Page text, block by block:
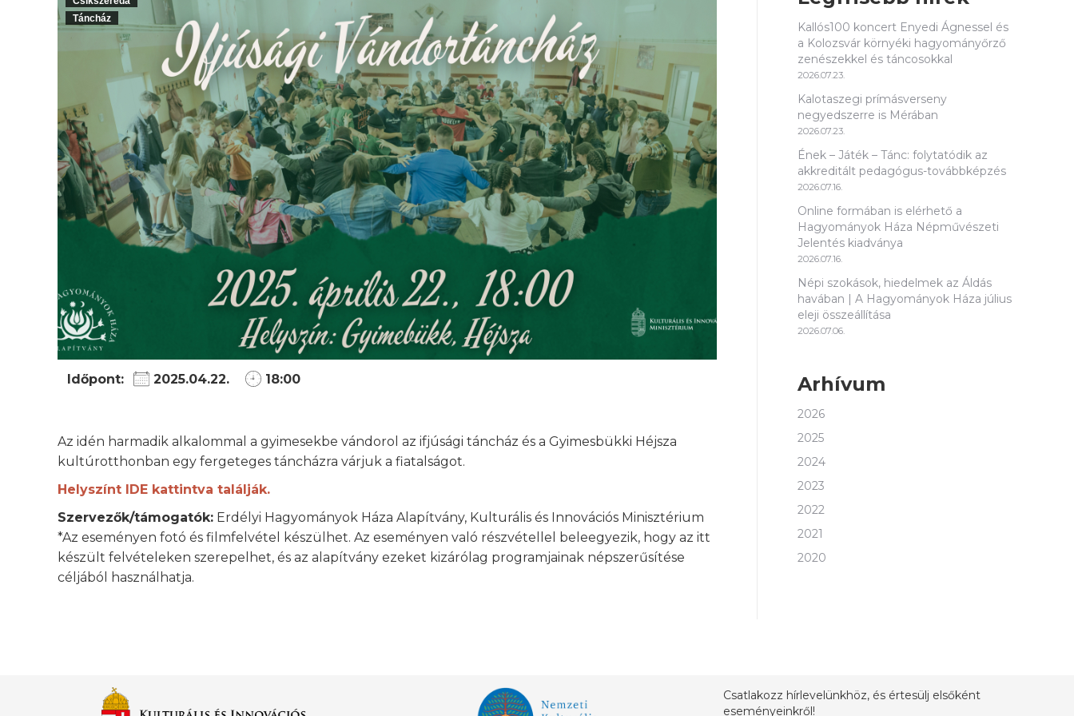
Táncház
Időpont: 2025.04.22. 18:00
Az idén harmadik alkalommal a gyimesekbe vándorol az ifjúsági táncház és a Gyimesbükki Héjsza
kultúrotthonban egy fergeteges táncházra várjuk a fiatalságot.
Helyszínt IDE kattintva találják.
Szervezők/támogatók: Erdélyi Hagyományok Háza Alapítvány, Kulturális és Innovációs Minisztérium
*Az eseményen fotó és filmfelvétel készülhet. Az eseményen való részvétellel beleegyezik, hogy az itt
készült felvételeken szerepelhet, és az alapítvány ezeket kizárólag programjainak népszerűsítése
céljából használhatja.
Kallós100 koncert Enyedi Ágnessel és
a Kolozsvár környéki hagyományőrző
zenészekkel és táncosokkal
2026.07.23.
Kalotaszegi prímásverseny
negyedszerre is Mérában
2026.07.23.
Ének – Játék – Tánc: folytatódik az
akkreditált pedagógus-továbbképzés
2026.07.16.
Online formában is elérhető a
Hagyományok Háza Népművészeti
Jelentés kiadványa
2026.07.16.
Népi szokások, hiedelmek az Áldás
havában | A Hagyományok Háza július
eleji összeállítása
2026.07.06.
Arhívum
2026
2025
2024
2023
2022
2021
2020
Csatlakozz hírlevelünkhöz, és értesülj elsőként
eseményeinkről!